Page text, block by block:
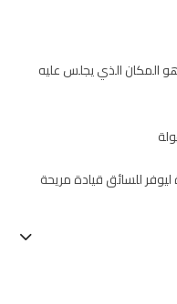
المكان الذي يجلس عليه
للسائق قيادة مريحة